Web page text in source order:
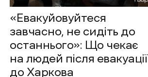
«Евакуйовуйтеся
завчасно, не сидіть до
останнього»: Що чекає
на людей після евакуації
до Харкова